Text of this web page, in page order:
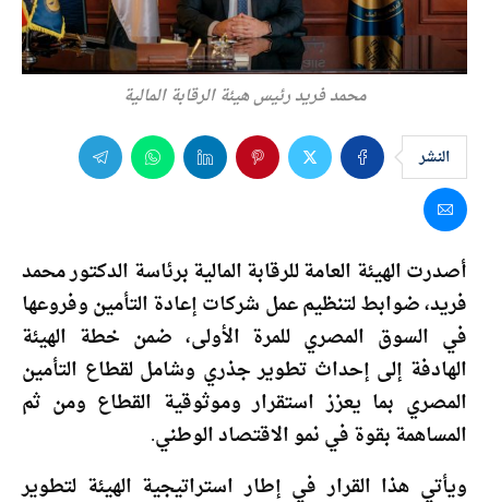
محمد فريد رئيس هيئة الرقابة المالية
النشر
أصدرت الهيئة العامة للرقابة المالية برئاسة الدكتور محمد
فريد، ضوابط لتنظيم عمل شركات إعادة التأمين وفروعها
في السوق المصري للمرة الأولى، ضمن خطة الهيئة
الهادفة إلى إحداث تطوير جذري وشامل لقطاع التأمين
المصري بما يعزز استقرار وموثوقية القطاع ومن ثم
المساهمة بقوة في نمو الاقتصاد الوطني.
ويأتي هذا القرار في إطار استراتيجية الهيئة لتطوير